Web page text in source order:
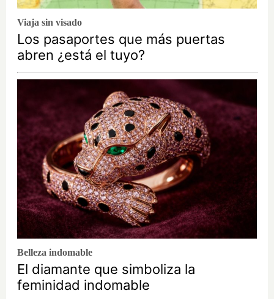
Viaja sin visado
Los pasaportes que más puertas
abren ¿está el tuyo?
Belleza indomable
El diamante que simboliza la
feminidad indomable